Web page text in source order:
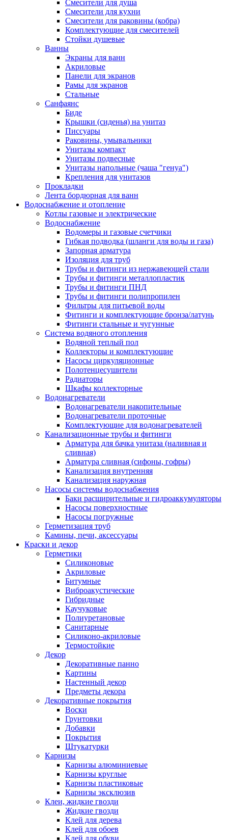
Смесители для душа
Смесители для кухни
Смесители для раковины (кобра)
Комплектующие для смесителей
Стойки душевые
Ванны
Экраны для ванн
Акриловые
Панели для экранов
Рамы для экранов
Стальные
Санфаянс
Биде
Крышки (сиденья) на унитаз
Писсуары
Раковины, умывальники
Унитазы компакт
Унитазы подвесные
Унитазы напольные (чаша "генуа")
Крепления для унитазов
Прокладки
Лента бордюрная для ванн
Водоснабжение и отопление
Котлы газовые и электрические
Водоснабжение
Водомеры и газовые счетчики
Гибкая подводка (шланги для воды и газа)
Запорная арматура
Изоляция для труб
Трубы и фитинги из нержавеющей стали
Трубы и фитинги металлопластик
Трубы и фитинги ПНД
Трубы и фитинги полипропилен
Фильтры для питьевой воды
Фитинги и комплектующие бронза/латунь
Фитинги стальные и чугунные
Система водяного отопления
Водяной теплый пол
Коллекторы и комплектующие
Насосы циркуляционные
Полотенцесушители
Радиаторы
Шкафы коллекторные
Водонагреватели
Водонагреватели накопительные
Водонагреватели проточные
Комплектующие для водонагревателей
Канализационные трубы и фитинги
Арматура для бачка унитаза (наливная и
сливная)
Арматура сливная (сифоны, гофры)
Канализация внутренняя
Канализация наружная
Насосы системы водоснабжения
Баки расширительные и гидроаккумуляторы
Насосы поверхностные
Насосы погружные
Герметизация труб
Камины, печи, аксессуары
Краски и декор
Герметики
Силиконовые
Акриловые
Битумные
Виброакустические
Гибридные
Каучуковые
Полиуретановые
Санитарные
Силиконо-акриловые
Термостойкие
Декор
Декоративные панно
Картины
Настенный декор
Предметы декора
Декоративные покрытия
Воски
Грунтовки
Добавки
Покрытия
Штукатурки
Карнизы
Карнизы алюминиевые
Карнизы круглые
Карнизы пластиковые
Карнизы эксклюзив
Клеи, жидкие гвозди
Жидкие гвозди
Клей для дерева
Клей для обоев
Клей для обуви